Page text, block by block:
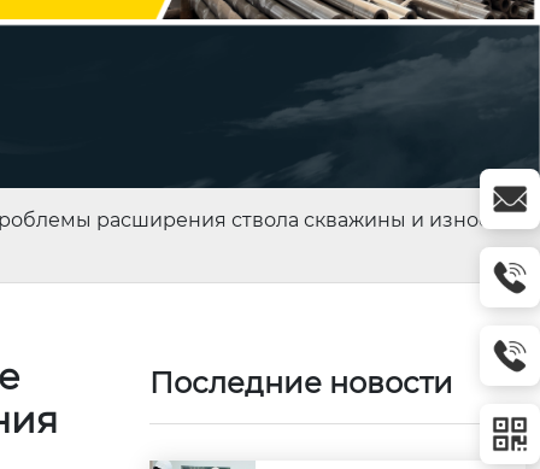
расширения ствола скважины и износа
Последние новости